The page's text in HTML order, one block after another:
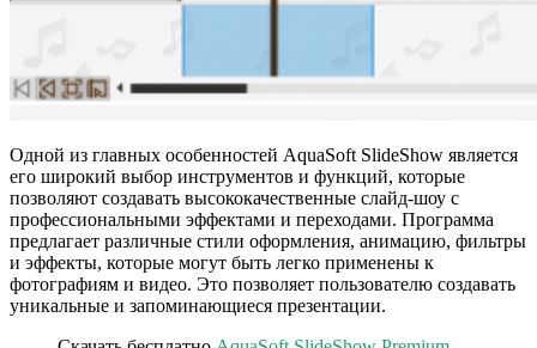
Одной из главных особенностей AquaSoft SlideShow является
его широкий выбор инструментов и функций, которые
позволяют создавать высококачественные слайд-шоу с
профессиональными эффектами и переходами. Программа
предлагает различные стили оформления, анимацию, фильтры
и эффекты, которые могут быть легко применены к
фотографиям и видео. Это позволяет пользователю создавать
уникальные и запоминающиеся презентации.